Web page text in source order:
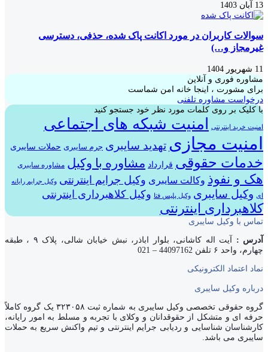
13 آبان 1403
سوالات کاربران در مورد اکانت پاک شده، حذفی، دسترسی
غیرمجاز و…)
11 شهریور 1404
مشاوره فوری و آنلاین
برای مشورت ، اینجا خانه امن شماست
درخواست مشاوره تلفنی
با کلیک بر روی کلمات مورد نظر خود جستجو کنید
امنیت خرید اینترنتی امنیت شبکه های اجتماعی
امنیت مجازی تهدید سایبری جرم سایبری حملات سایبری
خدمات حقوقی قرارداد مشاوره با وکیل مشاوره سایبری
هک و نفوذ وکالت سایبری وکیل جرایم اینترنتی وکیل جرایم رایانه
ای وکیل سایبری وکیل پلیس فتا وکیل کلاهبرداری اینترنتی
کلاهبرداری اینترنتی
تماس با وکیل سایبری
آدرس :
آیت اله کاشانی، بلوار اباذر، نبش خیابان شالی، پلاک ۹ ، طبقه
چهارم، واحد ۶ تلفن 44097162 – 021
نماد اعتماد الکترونیکی
درباره وکیل سایبری
گروه حقوقی تخصصی وکیل سایبری به شماره ثبت ۳۲۳۰۵۸ یک گروه کاملاً
حرفه ای و متشکل از حقوقدانان و وکلای با تجربه و مسلط به امور رایانه،
کارشناسان شناسایی و ردیابی جرایم اینترنتی و تیم واکنش سریع به حملات
سایبری می باشد.